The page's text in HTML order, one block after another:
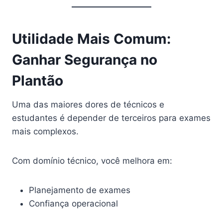
Utilidade Mais Comum:
Ganhar Segurança no
Plantão
Uma das maiores dores de técnicos e
estudantes é depender de terceiros para exames
mais complexos.
Com domínio técnico, você melhora em:
Planejamento de exames
Confiança operacional